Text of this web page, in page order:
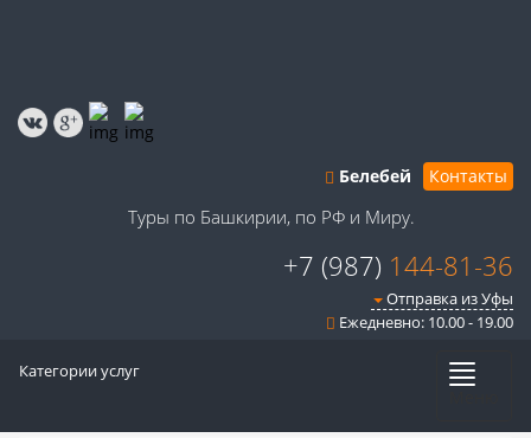
Белебей Контакты
Туры по Башкирии, по РФ и Миру.
+7 (987) 144-81-36
Отправка из Уфы
Ежедневно: 10.00 - 19.00
Категории услуг